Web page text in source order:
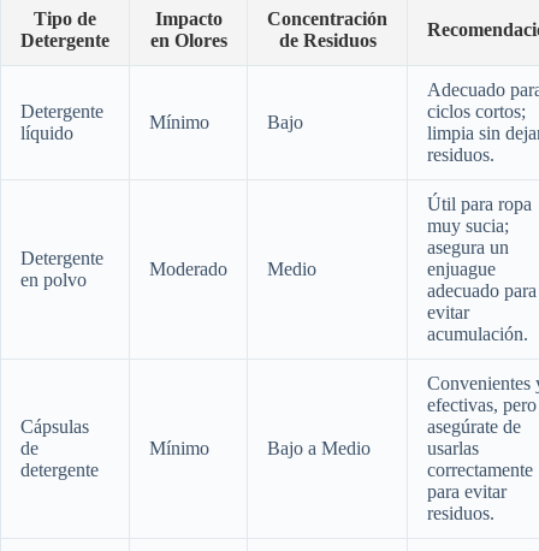
Tipo de
Detergente
Impacto
en Olores
Concentración
de Residuos
Detergente
líquido
Mínimo Bajo
Adecuado
ciclos cortos;
limpia sin
residuos.
Detergente
en polvo
Moderado Medio
Útil para ropa
muy sucia;
asegura un
enjuague
adecuado para
evitar
acumulación.
Cápsulas
de
detergente
Mínimo Bajo a Medio
Convenientes
efectivas, pero
asegúrate de
usarlas
correctamente
para evitar
residuos.